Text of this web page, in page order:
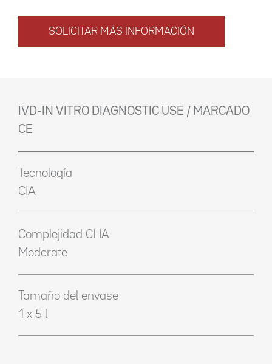
SOLICITAR MÁS INFORMACIÓN
IVD-IN VITRO DIAGNOSTIC USE / MARCADO
CE
Tecnología
CIA
Complejidad CLIA
Moderate
Tamaño del envase
1 x 5 l